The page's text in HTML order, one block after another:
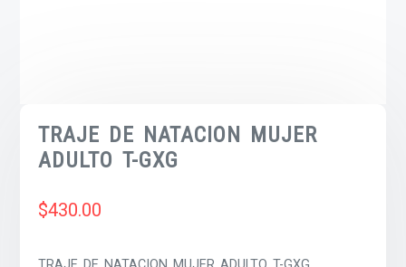
TRAJE DE NATACION MUJER
ADULTO T-GXG
$430.00